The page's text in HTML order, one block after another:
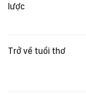
lược
Trở về tuổi thơ